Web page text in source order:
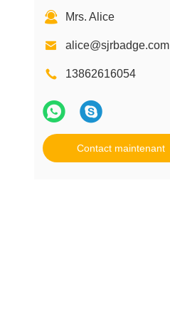
Mrs. Alice
alice@sjrbadge.com
13862616054
Contact maintenant